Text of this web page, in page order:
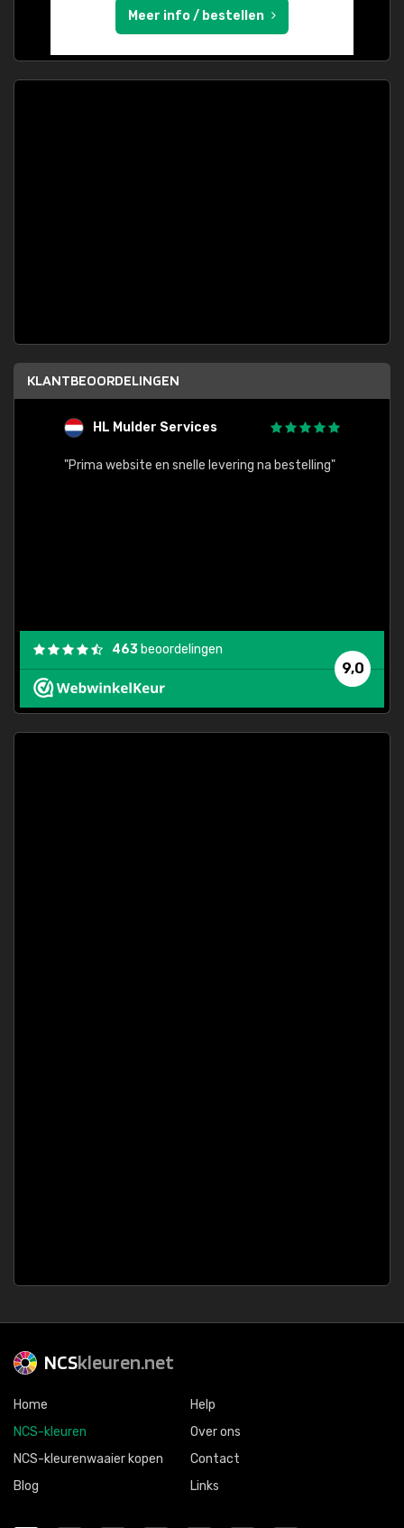
Meer info / bestellen
KLANTBEOORDELINGEN
HL Mulder Services
"Prima website en snelle levering na bestelling"
9,0
463 beoordelingen
NCSkleuren.net
Home
NCS-kleuren
NCS-kleurenwaaier kopen
Blog
Help
Over ons
Contact
Links